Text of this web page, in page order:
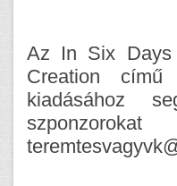
Az In Six Days
Creation
kiadásához